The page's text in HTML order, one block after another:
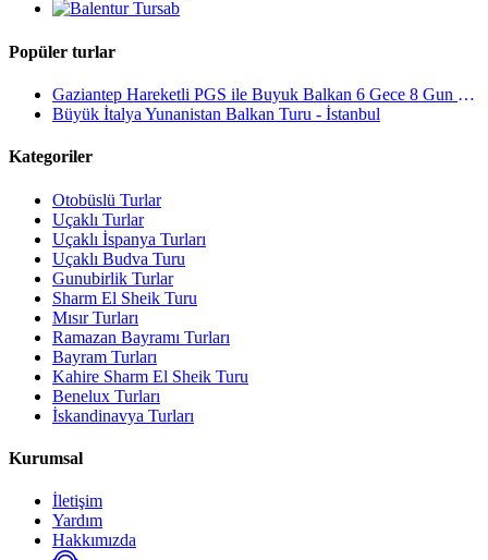
Popüler turlar
Gaziantep Hareketli PGS ile Buyuk Balkan 6 Gece 8 Gun Vizesiz SKP-SKP
Büyük İtalya Yunanistan Balkan Turu - İstanbul
Kategoriler
Otobüslü Turlar
Uçaklı Turlar
Uçaklı İspanya Turları
Uçaklı Budva Turu
Gunubirlik Turlar
Sharm El Sheik Turu
Mısır Turları
Ramazan Bayramı Turları
Bayram Turları
Kahire Sharm El Sheik Turu
Benelux Turları
İskandinavya Turları
Kurumsal
İletişim
Yardım
Hakkımızda